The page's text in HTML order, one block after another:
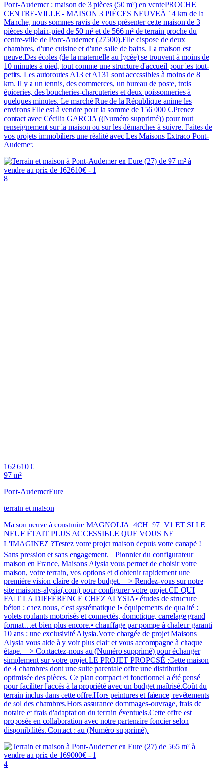
Pont-Audemer : maison de 3 pièces (50 m²) en ventePROCHE
CENTRE-VILLE - MAISON 3 PIÈCES NEUVEÀ 14 km de la
Manche, nous sommes ravis de vous présenter cette maison de 3
pièces de plain-pied de 50 m² et de 566 m² de terrain proche du
centre-ville de Pont-Audemer (27500).Elle dispose de deux
chambres, d'une cuisine et d'une salle de bains. La maison est
neuve.Des écoles (de la maternelle au lycée) se trouvent à moins de
10 minutes à pied, tout comme une structure d'accueil pour les tout-
petits. Les autoroutes A13 et A131 sont accessibles à moins de 8
km. Il y a un tennis, des commerces, un bureau de poste, trois
épiceries, des boucheries-charcuteries et deux poissonneries à
quelques minutes. Le marché Rue de la République anime les
environs.Elle est à vendre pour la somme de 156 000 €.Prenez
contact avec Cécilia GARCIA ((Numéro supprimé)) pour tout
renseignement sur la maison ou sur les démarches à suivre. Faites de
vos projets immobiliers une réalité avec Les Maisons Extraco Pont-
Audemer.
8
162 610 €
97 m²
Pont-AudemerEure
terrain et maison
Maison neuve à construire MAGNOLIA_4CH_97_V1 ET SI LE
NEUF ÉTAIT PLUS ACCESSIBLE QUE VOUS NE
L'IMAGINEZ ?Testez votre projet maison depuis votre canapé !
Sans pression et sans engagement. Pionnier du configurateur
maison en France, Maisons Alysia vous permet de choisir votre
maison, votre terrain, vos options et d'obtenir rapidement une
première vision claire de votre budget.—> Rendez-vous sur notre
site maisons-alysia(.com) pour configurer votre projet.CE QUI
FAIT LA DIFFÉRENCE CHEZ ALYSIA• études de structure
béton : chez nous, c'est systématique !• équipements de qualité :
volets roulants motorisés et connectés, domotique, carrelage grand
format…et bien plus encore.• chauffage par pompe à chaleur garanti
10 ans : une exclusivité Alysia.Votre chargée de projet Maisons
Alysia vous aide à y voir plus clair et vous accompagne à chaque
étape.—> Contactez-nous au (Numéro supprimé) pour échanger
simplement sur votre projet.LE PROJET PROPOSÉ :Cette maison
de 4 chambres dont une suite parentale offre une distribution
optimisée des pièces. Ce plan compact et fonctionnel a été pensé
pour faciliter l'accès à la propriété avec un budget maîtrisé.Coût du
terrain inclus dans cette offre.Hors peintures et faïence, revêtements
de sol des chambres.Hors assurance dommages-ouvrage, frais de
notaire et frais d'adaptation du terrain éventuels.Cette offre est
proposée en collaboration avec notre partenaire foncier selon
disponibilités. Contact : au (Numéro supprimé).
4